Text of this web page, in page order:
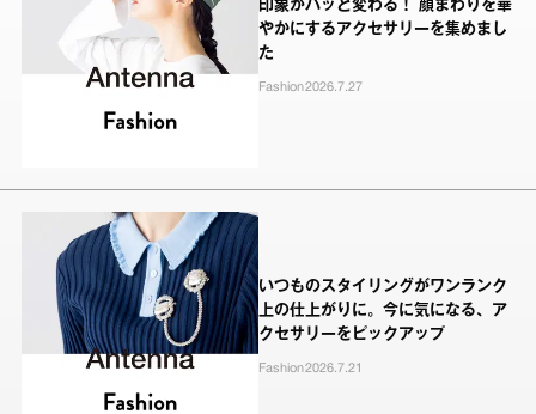
印象がパッと変わる！ 顔まわりを華
やかにするアクセサリーを集めまし
た
Fashion2026.7.27
いつものスタイリングがワンランク
上の仕上がりに。今に気になる、ア
クセサリーをピックアップ
Fashion2026.7.21